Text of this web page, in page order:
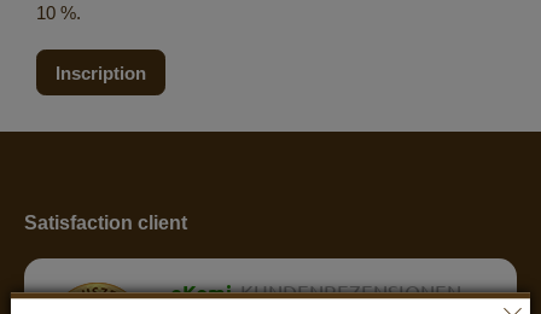
10 %.
Inscription
Satisfaction client
eKomi KUNDENREZENSIONEN